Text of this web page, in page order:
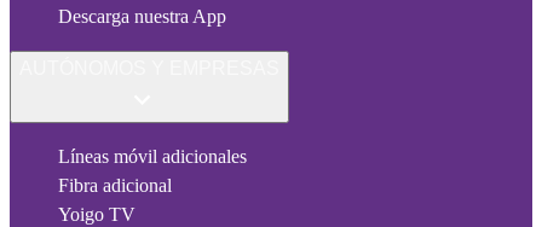
Descarga nuestra App
Líneas móvil adicionales
Fibra adicional
Yoigo TV